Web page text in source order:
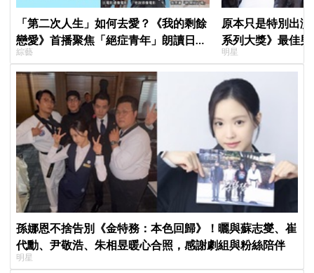
「第二次人生」如何去愛？《我的剩餘
戀愛》首播聚焦「絕症青年」朗讀日記
全場淚崩，初見面竟「撞見舊識」！
綜藝
原本只是特別出
系列大獎》最佳
鳥伙房兵》黃錫
演」傳奇
明星
孫娜恩不捨告別《金特務：本色回歸》！曬與蘇志燮、崔
代勳、尹敬浩、朱相昱暖心合照，感謝劇組與粉絲陪伴
明星